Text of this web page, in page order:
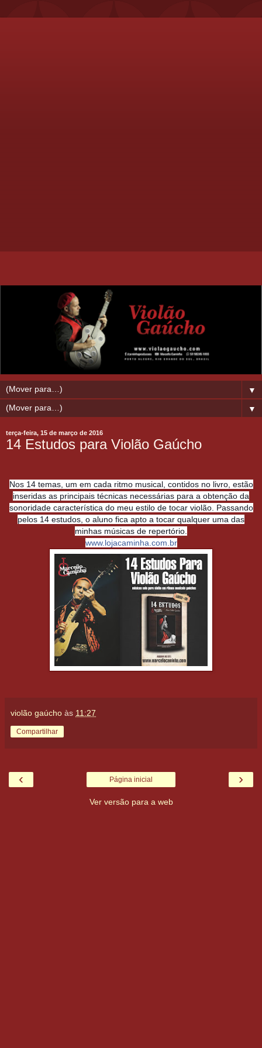
▼
▼
terça-feira, 15 de março de 2016
14 Estudos para Violão Gaúcho
Nos 14 temas, um em cada ritmo musical, contidos no livro, estão
inseridas as principais técnicas necessárias para a obtenção da
sonoridade característica do meu estilo de tocar violão. Passando
pelos 14 estudos, o aluno fica apto a tocar qualquer uma das
minhas músicas de repertório.
www.lojacaminha.com.br
violão gaúcho às 11:27
Compartilhar
‹ ›
Página inicial
Ver versão para a web